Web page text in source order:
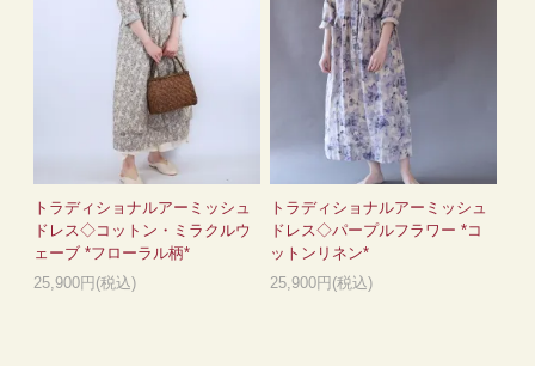
トラディショナルアーミッシュ
ドレス◇コットン・ミラクルウ
ェーブ *フローラル柄*
25,900円(税込)
トラディショナルアーミッシュ
ドレス◇パープルフラワー *コ
ットンリネン*
25,900円(税込)